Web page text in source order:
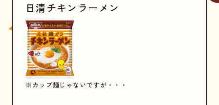
日清チキンラーメン
※カップ麺じゃないですが・・・